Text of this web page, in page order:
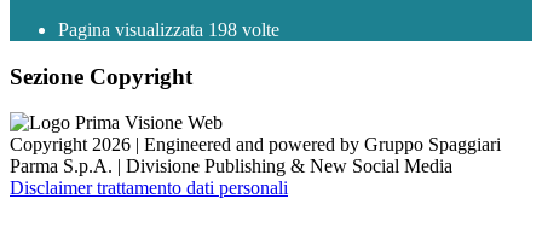
Pagina visualizzata 198 volte
Sezione Copyright
Copyright 2026 | Engineered and powered by Gruppo Spaggiari
Parma S.p.A. | Divisione Publishing & New Social Media
Disclaimer trattamento dati personali